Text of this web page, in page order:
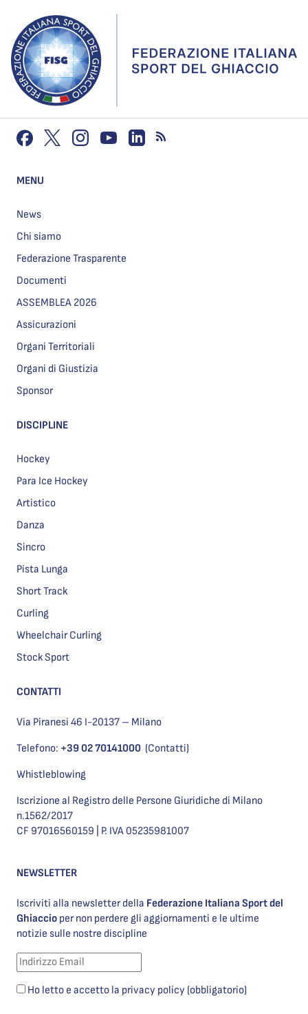
MENU
News
Chi siamo
Federazione Trasparente
Documenti
ASSEMBLEA 2026
Assicurazioni
Organi Territoriali
Organi di Giustizia
Sponsor
DISCIPLINE
Hockey
Para Ice Hockey
Artistico
Danza
Sincro
Pista Lunga
Short Track
Curling
Wheelchair Curling
Stock Sport
CONTATTI
Via Piranesi 46 I-20137 – Milano
Telefono: +39 02 70141000 (Contatti)
Whistleblowing
Iscrizione al Registro delle Persone Giuridiche di Milano
n.1562/2017
CF 97016560159 | P. IVA 05235981007
NEWSLETTER
Iscriviti alla newsletter della Federazione Italiana Sport del
Ghiaccio per non perdere gli aggiornamenti e le ultime
notizie sulle nostre discipline
Ho letto e accetto la privacy policy (obbligatorio)